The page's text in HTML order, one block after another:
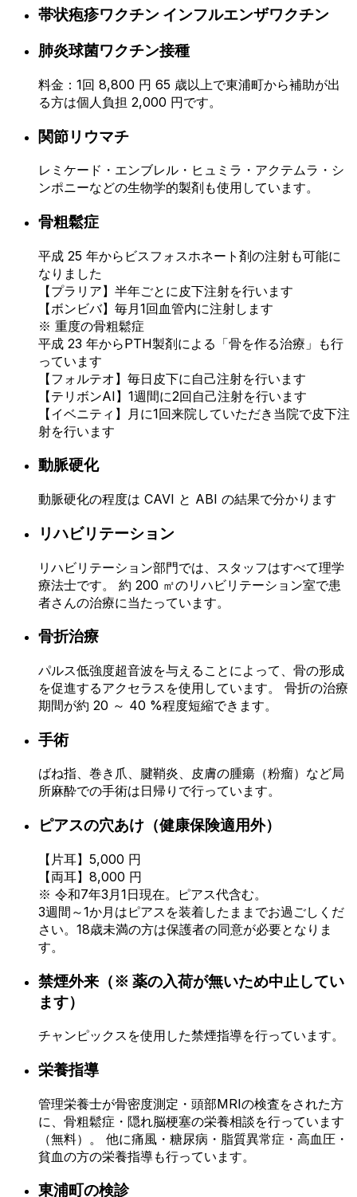
帯状疱疹ワクチン インフルエンザワクチン
肺炎球菌ワクチン接種
料金：1回 8,800 円 65 歳以上で東浦町から補助が出
る方は個人負担 2,000 円です。
関節リウマチ
レミケード・エンブレル・ヒュミラ・アクテムラ・シ
ンポニーなどの生物学的製剤も使用しています。
骨粗鬆症
平成 25 年からビスフォスホネート剤の注射も可能に
なりました
【プラリア】半年ごとに皮下注射を行います
【ボンビバ】毎月1回血管内に注射します
※ 重度の骨粗鬆症
平成 23 年からPTH製剤による「骨を作る治療」も行
っています
【フォルテオ】毎日皮下に自己注射を行います
【テリボンAI】1週間に2回自己注射を行います
【イベニティ】月に1回来院していただき当院で皮下注
射を行います
動脈硬化
動脈硬化の程度は CAVI と ABI の結果で分かります
リハビリテーション
リハビリテーション部門では、スタッフはすべて理学
療法士です。 約 200 ㎡のリハビリテーション室で患
者さんの治療に当たっています。
骨折治療
パルス低強度超音波を与えることによって、骨の形成
を促進するアクセラスを使用しています。 骨折の治療
期間が約 20 ～ 40 %程度短縮できます。
手術
ばね指、巻き爪、腱鞘炎、皮膚の腫瘍（粉瘤）など局
所麻酔での手術は日帰りで行っています。
ピアスの穴あけ（健康保険適用外）
【片耳】5,000 円
【両耳】8,000 円
※ 令和7年3月1日現在。ピアス代含む。
3週間～1か月はピアスを装着したままでお過ごしくだ
さい。18歳未満の方は保護者の同意が必要となりま
す。
禁煙外来 （※ 薬の入荷が無いため中止してい
ます）
チャンピックスを使用した禁煙指導を行っています。
栄養指導
管理栄養士が骨密度測定・頭部MRIの検査をされた方
に、骨粗鬆症・隠れ脳梗塞の栄養相談を行っています
（無料）。 他に痛風・糖尿病・脂質異常症・高血圧・
貧血の方の栄養指導も行っています。
東浦町の検診